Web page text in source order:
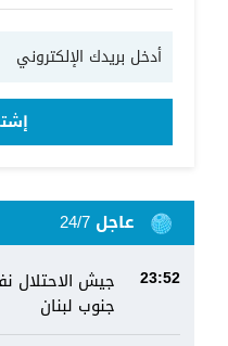
عاجل 24/7
23:52
جيش الاحتلال
جنوب لبنان